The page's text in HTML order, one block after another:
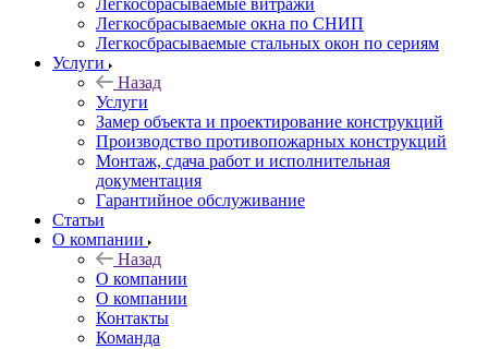
Легкосбрасываемые витражи
Легкосбрасываемые окна по СНИП
Легкосбрасываемые стальных окон по сериям
Услуги
Назад
Услуги
Замер объекта и проектирование конструкций
Производство противопожарных конструкций
Монтаж, сдача работ и исполнительная
документация
Гарантийное обслуживание
Статьи
О компании
Назад
О компании
О компании
Контакты
Команда